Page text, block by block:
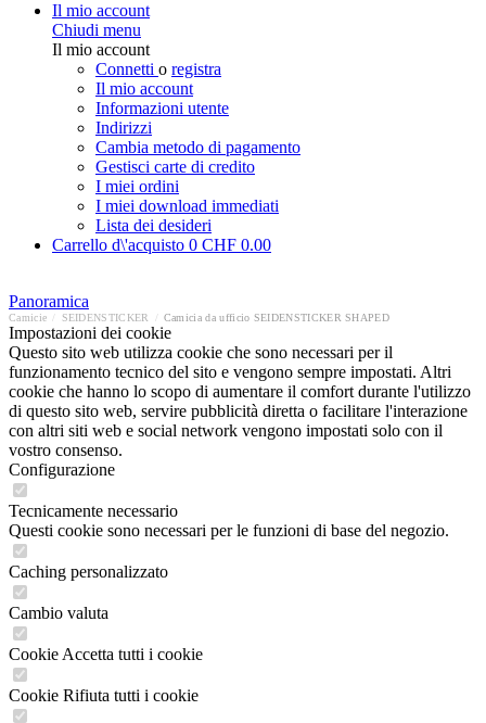
Il mio account
Chiudi menu
Il mio account
Connetti o registra
Il mio account
Informazioni utente
Indirizzi
Cambia metodo di pagamento
Gestisci carte di credito
I miei ordini
I miei download immediati
Lista dei desideri
Carrello d\'acquisto 0 CHF 0.00
Panoramica
Camicie SEIDENSTICKER Camicia da ufficio SEIDENSTICKER SHAPED
Impostazioni dei cookie
Questo sito web utilizza cookie che sono necessari per il
funzionamento tecnico del sito e vengono sempre impostati. Altri
cookie che hanno lo scopo di aumentare il comfort durante l'utilizzo
di questo sito web, servire pubblicità diretta o facilitare l'interazione
con altri siti web e social network vengono impostati solo con il
vostro consenso.
Configurazione
Tecnicamente necessario
Questi cookie sono necessari per le funzioni di base del negozio.
Caching personalizzato
Cambio valuta
Cookie Accetta tutti i cookie
Cookie Rifiuta tutti i cookie